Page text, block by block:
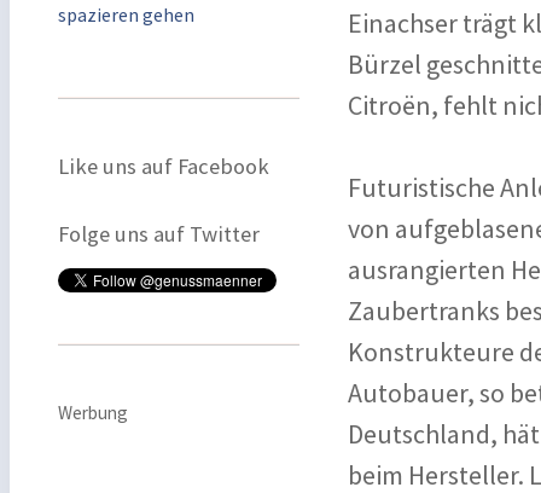
spazieren gehen
Like uns auf Facebook
Folge uns auf Twitter
Werbung
Einachser trägt
Bürzel
Citroën, fehlt
Futuristische
von
ausrangierten
Zaubertranks
Konstrukteure
Autobauer, so
Deutschland,
beim Hersteller.